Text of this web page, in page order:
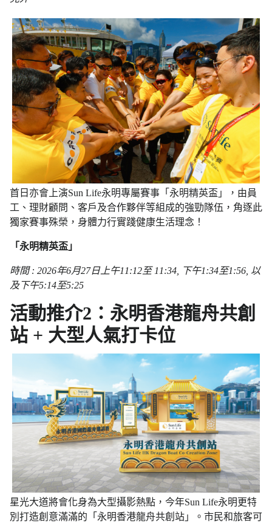
首日亦會上演Sun Life永明專屬賽事「永明精英盃」，由員
工、理財顧問、客戶及合作夥伴等組成的強勁隊伍，角逐此
獨家賽事殊榮，身體力行實踐健康生活理念！
「永明精英盃」
時間 : 2026年6月27日上午11:12至 11:34, 下午1:34至1:56, 以
及下午5:14至5:25
活動推介2：永明香港龍舟共創
站 + 大型人氣打卡位
星光大道將會化身為大型攝影熱點，今年Sun Life永明更特
別打造創意滿滿的「永明香港龍舟共創站」。市民和旅客可